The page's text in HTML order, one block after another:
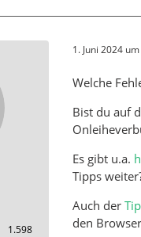
1.598
1. Juni 2024
Welche
Bist du auf
Es gibt u.a.
Tipps
Auch der
den